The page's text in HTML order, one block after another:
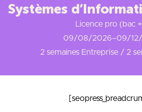
Systèmes
Licence pro (bac
09/08/2026–09/
2 semaines Entreprise / 2